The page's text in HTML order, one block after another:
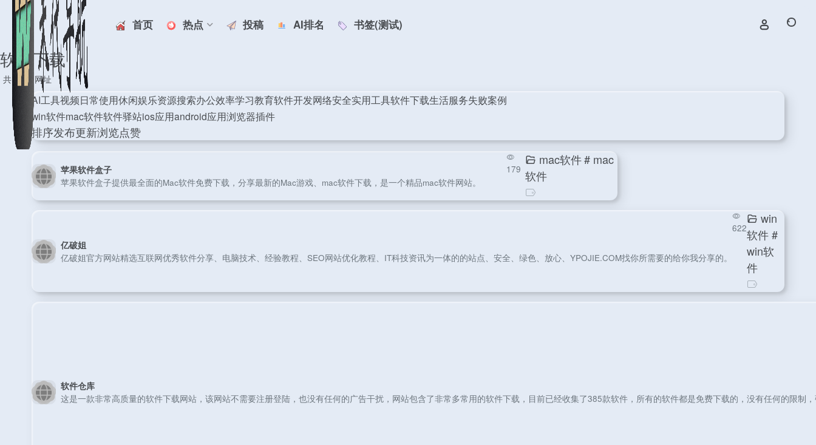
首页 热点 投稿 AI排名 书签(测试)
软件下载
共 63 篇网址
AI工具视频日常使用休闲娱乐资源搜索办公效率学习教育软件开发网络安全实用工具软件下载生活服务失败案例
win软件mac软件软件驿站ios应用android应用浏览器插件
排序发布更新浏览点赞
苹果软件盒子
苹果软件盒子提供最全面的Mac软件免费下载，分享最新的Mac游戏、mac软件下载，是一个精品mac软件网站。
179
mac软件# mac
软件
亿破姐
亿破姐官方网站精选互联网优秀软件分享、电脑技术、经验教程、SEO网站优化教程、IT科技资讯为一体的的站点、安全、绿色、放心、YPOJIE.COM找你所需要的给你我分享的。
622
win
软件#
win软
件
软件仓库
这是一款非常高质量的软件下载网站，该网站不需要注册登陆，也没有任何的广告干扰，网站包含了非常多常用的软件下载，目前已经收集了385款软件，所有的软件都是免费下载的，没有任何的限制